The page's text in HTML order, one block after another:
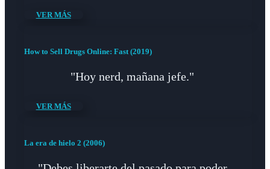
VER MÁS
How to Sell Drugs Online: Fast (2019)
"Hoy nerd, mañana jefe."
VER MÁS
La era de hielo 2 (2006)